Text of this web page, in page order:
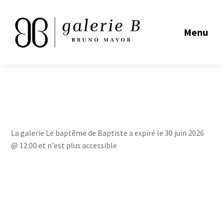
Menu
La galerie Le baptême de Baptiste a expiré le 30 juin 2026
@ 12:00 et n'est plus accessible